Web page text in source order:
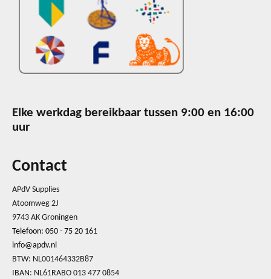
Elke werkdag bereikbaar tussen 9:00 en 16:00
uur
Contact
APdV Supplies
Atoomweg 2J
9743 AK Groningen
Telefoon: 050 - 75 20 161
info@apdv.nl
BTW: NL001464332B87
IBAN: NL61RABO 013 477 0854